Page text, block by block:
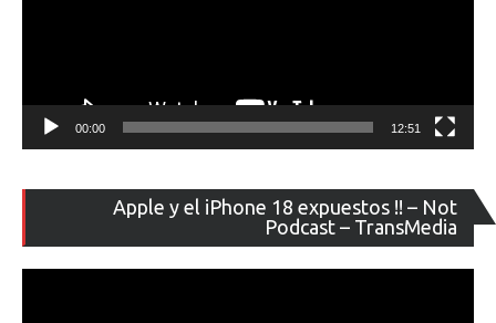
00:00 12:51
Apple y el iPhone 18 expuestos !! – Not
Podcast – TransMedia
de